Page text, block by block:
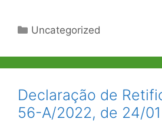
Categorias
Uncategorized
Declaração de
56-A/2022, de 24/01